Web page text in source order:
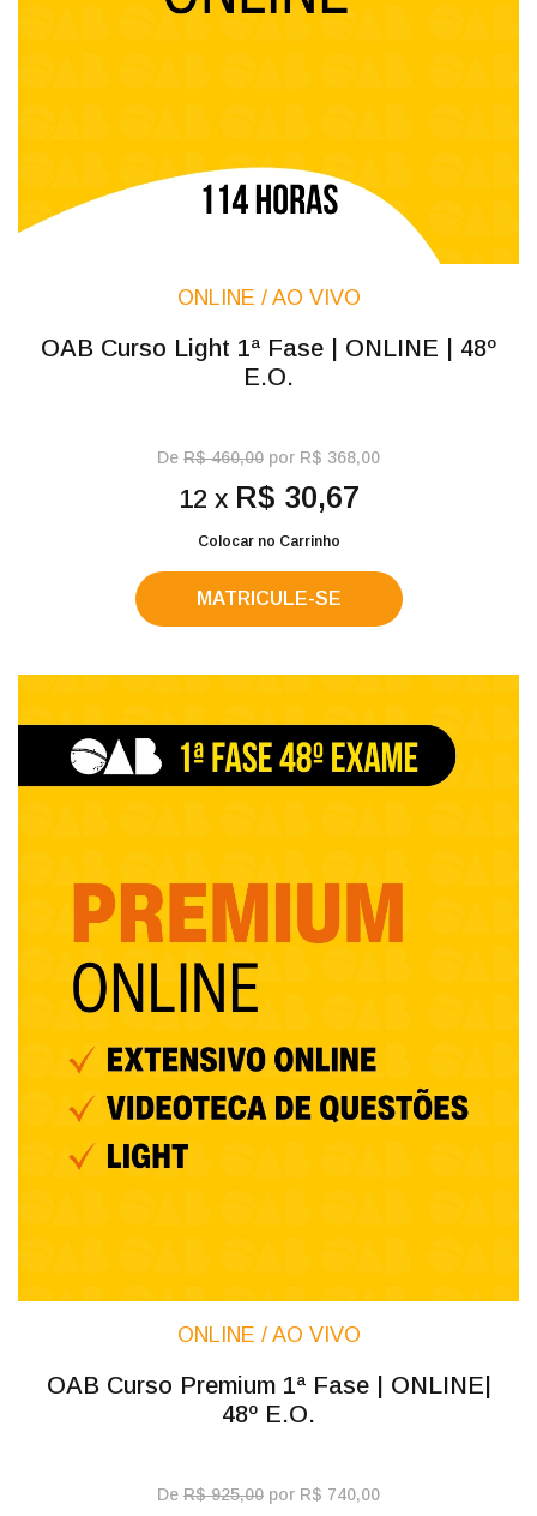
ONLINE / AO VIVO
OAB Curso Light 1ª Fase | ONLINE | 48º
E.O.
De R$ 460,00 por R$ 368,00
12 x R$ 30,67
Colocar no Carrinho
MATRICULE-SE
ONLINE / AO VIVO
OAB Curso Premium 1ª Fase | ONLINE|
48º E.O.
De R$ 925,00 por R$ 740,00